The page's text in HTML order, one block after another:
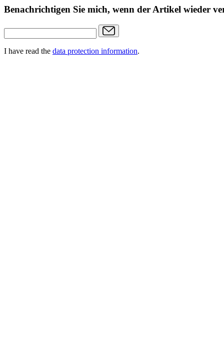
Benachrichtigen Sie mich, wenn der Artikel wieder
I have read the data protection information.